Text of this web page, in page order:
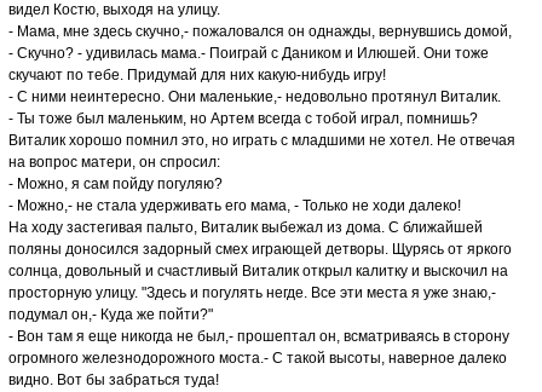
видел Костю, выходя на улицу.
- Мама, мне здесь скучно,- пожаловался он однажды, вернувшись домой,
- Скучно? - удивилась мама.- Поиграй с Даником и Илюшей. Они тоже
скучают по тебе. Придумай для них какую-нибудь игру!
- С ними неинтересно. Они маленькие,- недовольно протянул Виталик.
- Ты тоже был маленьким, но Артем всегда с тобой играл, помнишь?
Виталик хорошо помнил это, но играть с младшими не хотел. Не отвечая
на вопрос матери, он спросил:
- Можно, я сам пойду погуляю?
- Можно,- не стала удерживать его мама, - Только не ходи далеко!
На ходу застегивая пальто, Виталик выбежал из дома. С ближайшей
поляны доносился задорный смех играющей детворы. Щурясь от яркого
солнца, довольный и счастливый Виталик открыл калитку и выскочил на
просторную улицу. "Здесь и погулять негде. Все эти места я уже знаю,-
подумал он,- Куда же пойти?"
- Вон там я еще никогда не был,- прошептал он, всматриваясь в сторону
огромного железнодорожного моста.- С такой высоты, наверное далеко
видно. Вот бы забраться туда!